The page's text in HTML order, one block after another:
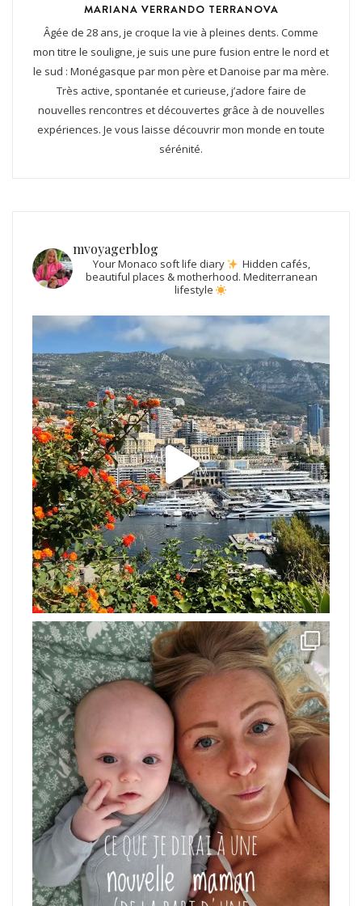
MARIANA VERRANDO TERRANOVA
Âgée de 28 ans, je croque la vie à pleines dents. Comme
mon titre le souligne, je suis une pure fusion entre le nord et
le sud : Monégasque par mon père et Danoise par ma mère.
Très active, spontanée et curieuse, j’adore faire de
nouvelles rencontres et découvertes grâce à de nouvelles
expériences. Je vous laisse découvrir mon monde en toute
sérénité.
mvoyagerblog
Your Monaco soft life diary
Hidden cafés,
beautiful places & motherhood. Mediterranean
lifestyle